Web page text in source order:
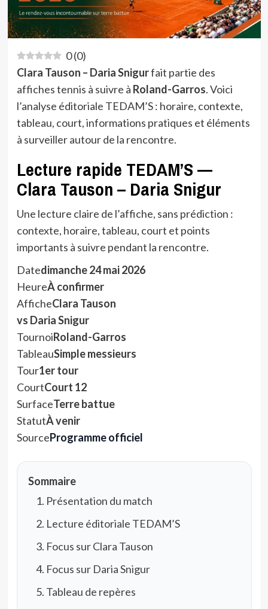
0(0)
Clara Tauson – Daria Snigurfait partie des
affiches tennis à suivre à Roland-Garros. Voici
l’analyse éditoriale TEDAM’S : horaire, contexte,
tableau, court, informations pratiques et éléments
à surveiller autour de la rencontre.
Lecture rapide TEDAM’S —
Clara Tauson – Daria Snigur
Une lecture claire de l’affiche, sans prédiction :
contexte, horaire, tableau, court et points
importants à suivre pendant la rencontre.
Datedimanche 24 mai 2026
HeureÀ confirmer
AfficheClara Tauson
vs Daria Snigur
TournoiRoland-Garros
TableauSimple messieurs
Tour1er tour
CourtCourt 12
SurfaceTerre battue
StatutÀ venir
SourceProgramme officiel
Sommaire
Présentation du match
Lecture éditoriale TEDAM’S
Focus sur Clara Tauson
Focus sur Daria Snigur
Tableau de repères